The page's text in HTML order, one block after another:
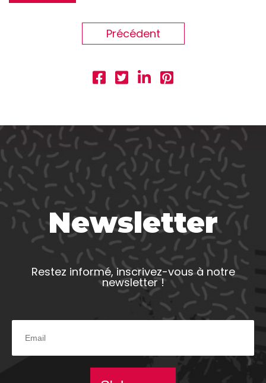
Précédent
Newsletter
Restez informé, inscrivez-vous à notre
newsletter !